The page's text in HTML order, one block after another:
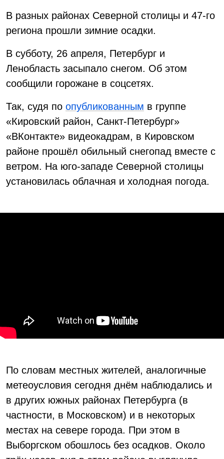
В разных районах Северной столицы и 47-го
региона прошли зимние осадки.
В субботу, 26 апреля, Петербург и
Ленобласть засыпало снегом. Об этом
сообщили горожане в соцсетях.
Так, судя по опубликованным в группе
«Кировский район, Санкт-Петербург»
«ВКонтакте» видеокадрам, в Кировском
районе прошёл обильный снегопад вместе с
ветром. На юго-западе Северной столицы
установилась облачная и холодная погода.
По словам местных жителей, аналогичные
метеоусловия сегодня днём наблюдались и
в других южных районах Петербурга (в
частности, в Московском) и в некоторых
местах на севере города. При этом в
Выборгском обошлось без осадков. Около